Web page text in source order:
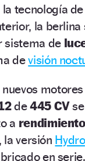
tecnología
la berlina
sistema de
devisión
nuevos
de445 CV
a rendimiento
versión
en serie.